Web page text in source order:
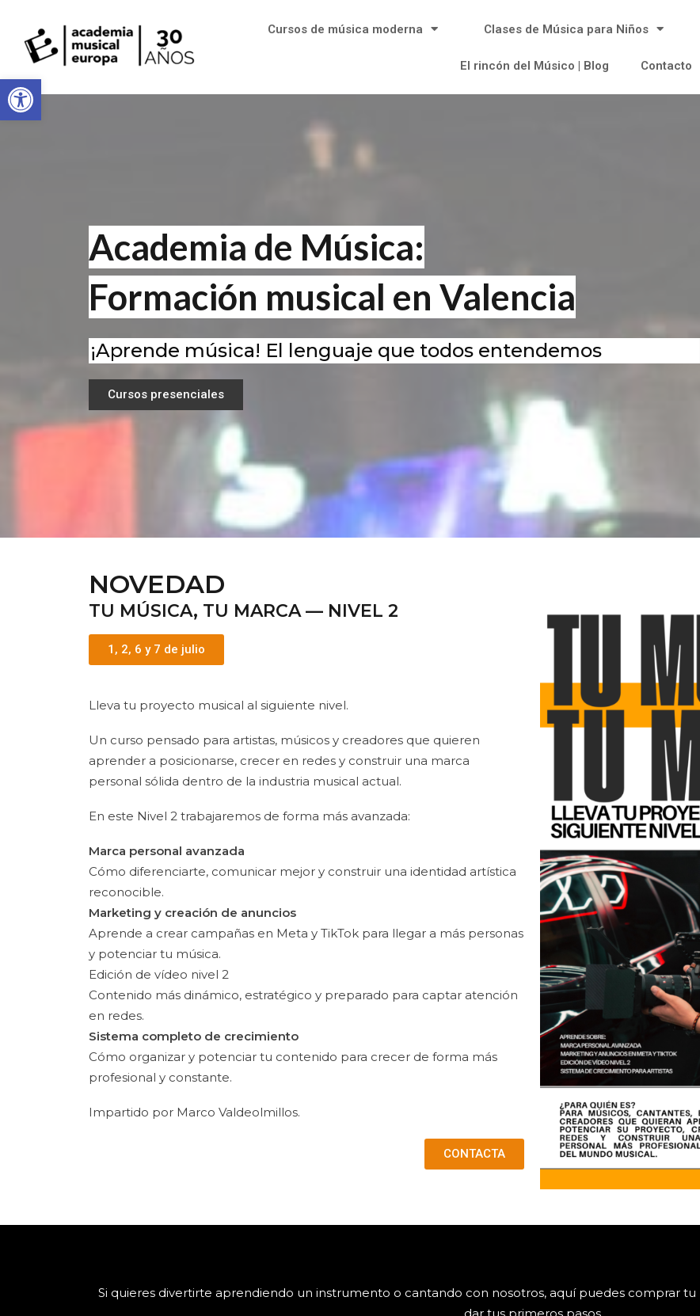
Abrir barra de herramientas
Cursos de música moderna Clases de Música para Niños
El rincón del Músico | Blog Contacto
Academia de Música:
Formación musical en Valencia
¡Aprende música! El lenguaje que todos entendemos
Cursos presenciales
NOVEDAD
TU MÚSICA, TU MARCA — NIVEL 2
1, 2, 6 y 7 de julio
Lleva tu proyecto musical al siguiente nivel.
Un curso pensado para artistas, músicos y creadores que quieren
aprender a posicionarse, crecer en redes y construir una marca
personal sólida dentro de la industria musical actual.
En este Nivel 2 trabajaremos de forma más avanzada:
Marca personal avanzada
Cómo diferenciarte, comunicar mejor y construir una identidad artística
reconocible.
Marketing y creación de anuncios
Aprende a crear campañas en Meta y TikTok para llegar a más personas
y potenciar tu música.
Edición de vídeo nivel 2
Contenido más dinámico, estratégico y preparado para captar atención
en redes.
Sistema completo de crecimiento
Cómo organizar y potenciar tu contenido para crecer de forma más
profesional y constante.
Impartido por Marco Valdeolmillos.
CONTACTA
Si quieres divertirte aprendiendo un instrumento o cantando con nosotros, aquí puedes comprar